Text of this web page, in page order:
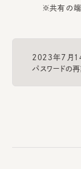
※共有の端
2023年7月14
パスワードの